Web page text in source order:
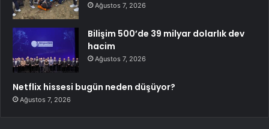
Ağustos 7, 2026
Bilişim 500’de 39 milyar dolarlık dev
hacim
Ağustos 7, 2026
Netflix hissesi bugün neden düşüyor?
Ağustos 7, 2026